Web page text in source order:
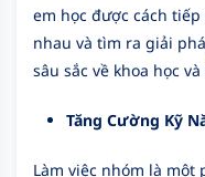
em học được cách
nhau và tìm ra giải
sâu sắc về khoa học
Tăng Cường Kỹ
Làm việc nhóm là